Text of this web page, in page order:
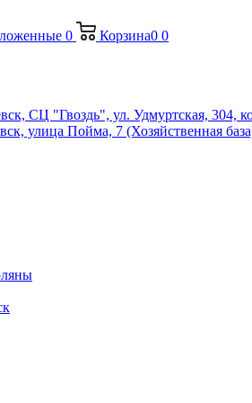
0 Корзина0 0
СЦ "Гвоздь", ул. Удмуртская, 304,
улица Пойма, 7 (Хозяйственная